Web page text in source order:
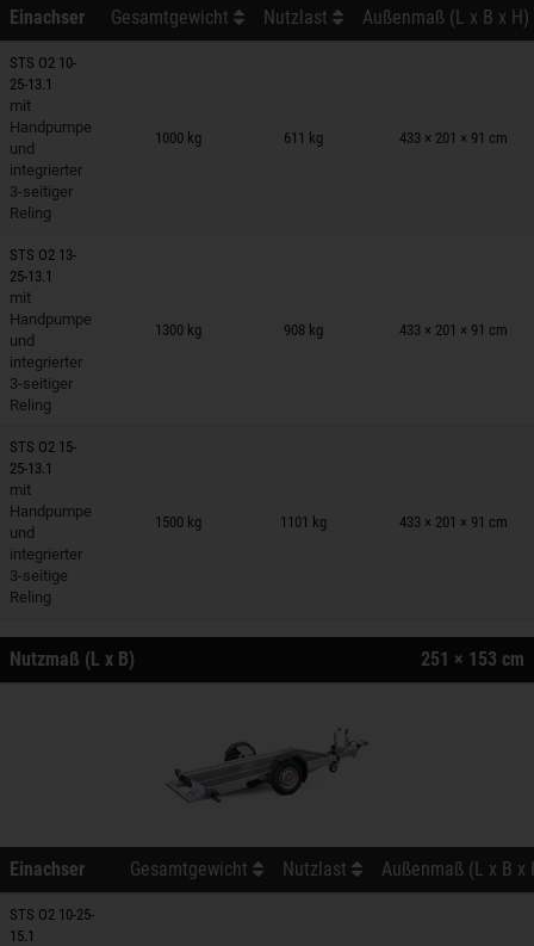
Einachser Gesamtgewicht Nutzlast Außenmaß (L x B x H)
STS O2 10-
25-13.1
mit
Handpumpe
und
integrierter
3-seitiger
Reling
1000 kg 611 kg 433 × 201 × 91 cm
auf Merkzettel
STS O2 13-
25-13.1
mit
Handpumpe
und
integrierter
3-seitiger
Reling
1300 kg 908 kg 433 × 201 × 91 cm
auf Merkzettel
STS O2 15-
25-13.1
mit
Handpumpe
und
integrierter
3-seitige
Reling
1500 kg 1101 kg 433 × 201 × 91 cm
auf Merkzettel
Nutzmaß (L x B) 251 × 153 cm
Einachser Gesamtgewicht Nutzlast Außenmaß (L x B x
STS O2 10-25-
15.1